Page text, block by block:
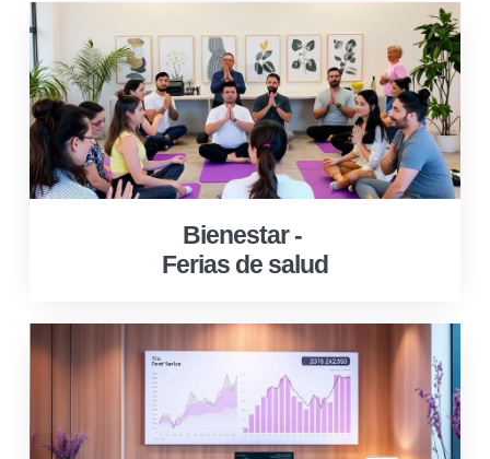
Bienestar -
Ferias de salud